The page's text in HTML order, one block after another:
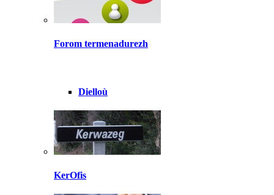
Forom termenadurezh
Dielloù
KerOfis